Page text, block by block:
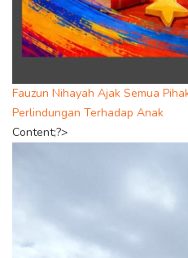
Fauzun Nihayah Ajak Semua
Perlindungan Terhadap Anak
Content;?>